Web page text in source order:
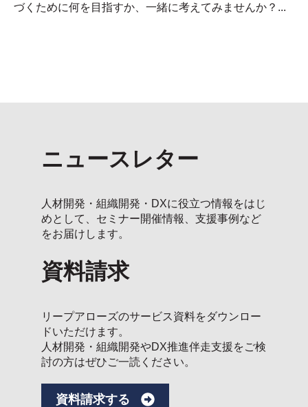
づくために何を目指すか、一緒に考えてみませんか？...
ニュースレター
人材開発・組織開発・DXに役立つ情報をはじ
めとして、セミナー開催情報、支援事例など
をお届けします。
資料請求
リープアローズのサービス資料をダウンロー
ドいただけます。
人材開発・組織開発やDX推進伴走支援をご検
討の方はぜひご一読ください。
資料請求する